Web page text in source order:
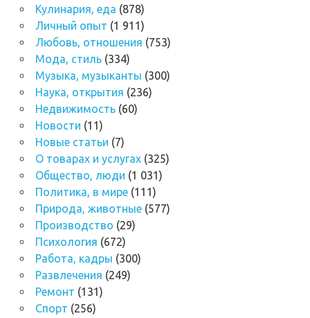
Кулинария, еда (878)
Личный опыт (1 911)
Любовь, отношения (753)
Мода, стиль(334)
Музыка, музыканты (300)
Наука, открытия (236)
Недвижимость(60)
Новости (11)
Новые статьи (7)
О товарах и услугах(325)
Общество, люди (1 031)
Политика, в мире(111)
Природа, животные(577)
Производство (29)
Психология (672)
Работа, кадры (300)
Развлечения (249)
Ремонт (131)
Спорт (256)